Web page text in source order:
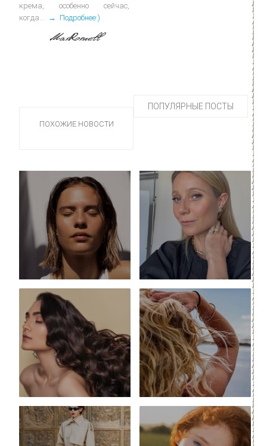
крема, особенно сейчас,
когда...
→ Подробнее:)
ПОХОЖИЕ НОВОСТИ
ПОПУЛЯРНЫЕ ПОСТЫ